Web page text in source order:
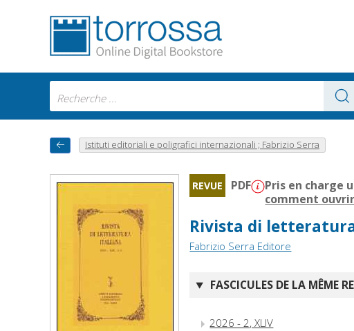
Istituti editoriali e poligrafici internazionali ; Fabrizio Serra
REVUE PDF Pris en charge
comment
Rivista di
Fabrizio Serra Editore
FASCICULES DE LA MÊME
2026 - 2, XLIV